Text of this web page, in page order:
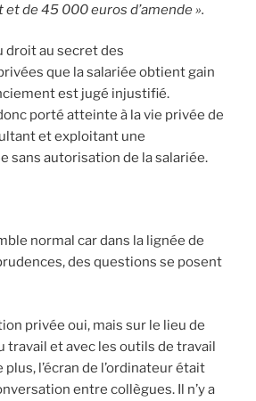
de 45 000 euros d’amende ».
droit au secret des
que la salariée obtient gain
est jugé injustifié.
porté atteinte à la vie privée de
et exploitant une
sans autorisation de la salariée.
normal car dans la lignée de
des questions se posent
privée oui, mais sur le lieu de
travail et avec les outils de travail
l’écran de l’ordinateur était
entre collègues. Il n’y a